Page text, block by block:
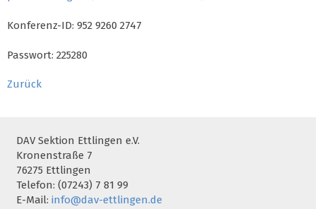
Konferenz-ID: 952 9260 2747
Passwort: 225280
Zurück
DAV Sektion Ettlingen e.V.
Kronenstraße 7
76275 Ettlingen
Telefon: (07243) 7 81 99
E-Mail: info@dav-ettlingen.de